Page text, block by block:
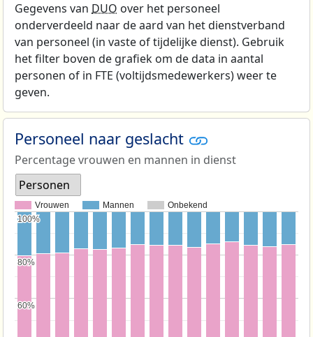
Gegevens van DUO over het personeel
onderverdeeld naar de aard van het dienstverband
van personeel (in vaste of tijdelijke dienst). Gebruik
het filter boven de grafiek om de data in aantal
personen of in FTE (voltijdsmedewerkers) weer te
geven.
Personeel naar geslacht
Percentage vrouwen en mannen in dienst
Personen
Vrouwen Mannen Onbekend
60%
60%
80%
80%
100%
100%